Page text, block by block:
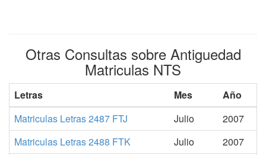
Otras Consultas sobre Antiguedad
Matriculas NTS
Letras Mes
Año
Matriculas Letras 2487 FTJ
Julio
2007
Matriculas Letras 2488 FTK
Julio
2007